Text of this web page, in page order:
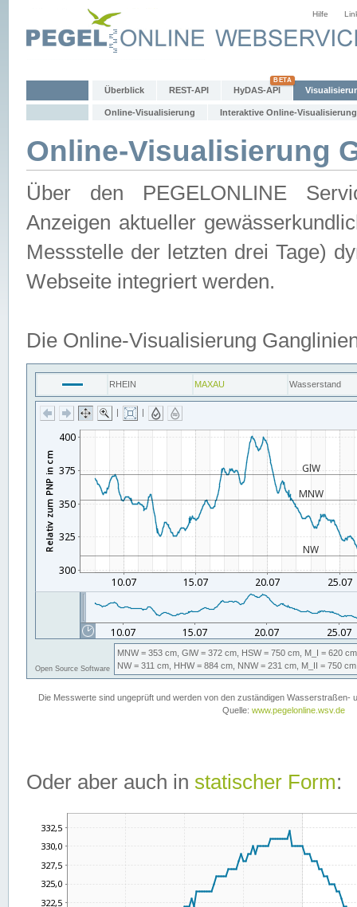
Hilfe
Überblick REST-API HyDAS-API
Online-Visualisierung Interaktive Online-Visualisierung
Online-Visualisierung
Über den PEGELONLINE
Anzeigen aktueller
Messstelle der letzten drei Tage)
Webseite integriert werden.
Die Online-Visualisierung
Oder aber auch in statischer Form: